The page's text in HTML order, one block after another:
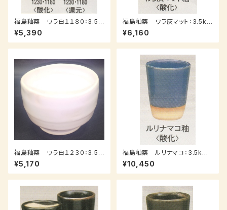
福島釉薬 ワラ白１１８０：3.5k
ｇ（送料込み：レターパックプラ
ス）
¥5,390
福島釉薬 ワラ灰マット：3.5kｇ
（送料込み：レターパックプラス）
¥6,160
福島釉薬 ワラ白１２３０：3.5k
ｇ（送料込み：レターパックプラ
ス）
¥5,170
福島釉薬 ルリナマコ：3.5kｇ
（送料込み：レターパックプラス）
¥10,450